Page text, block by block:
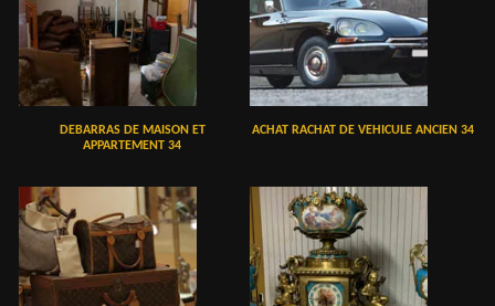
DEBARRAS DE MAISON ET
APPARTEMENT 34
ACHAT RACHAT DE VEHICULE ANCIEN 34